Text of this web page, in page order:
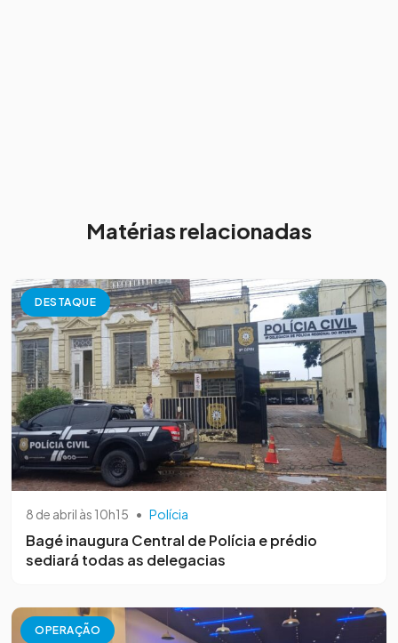
Matérias relacionadas
DESTAQUE
8 de abril às 10h15 • Polícia
Bagé inaugura Central de Polícia e prédio
sediará todas as delegacias
OPERAÇÃO